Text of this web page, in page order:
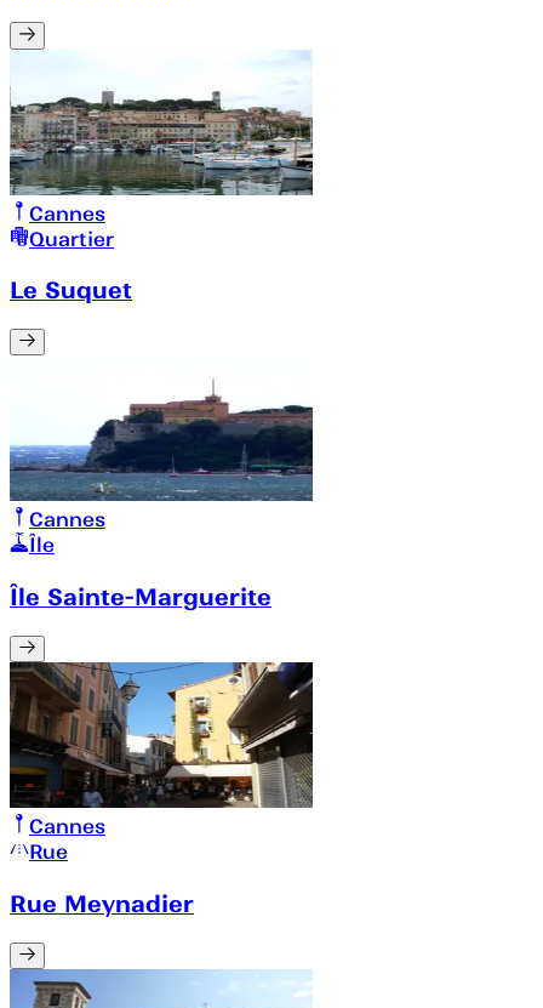
Cannes
Quartier
Le Suquet
Cannes
Île
Île Sainte-Marguerite
Cannes
Rue
Rue Meynadier